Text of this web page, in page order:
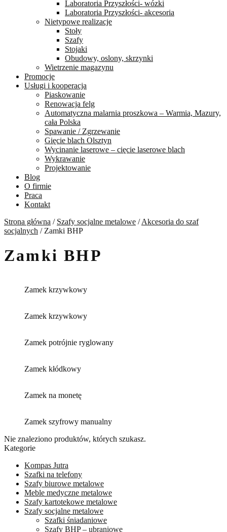
Laboratoria Przyszłości- wózki
Laboratoria Przyszłości- akcesoria
Nietypowe realizacje
Stoły
Szafy
Stojaki
Obudowy, oslony, skrzynki
Wietrzenie magazynu
Promocje
Usługi i kooperacja
Piaskowanie
Renowacja felg
Automatyczna malarnia proszkowa – Warmia, Mazury,
cała Polska
Spawanie / Zgrzewanie
Gięcie blach Olsztyn
Wycinanie laserowe – cięcie laserowe blach
Wykrawanie
Projektowanie
Blog
O firmie
Praca
Kontakt
Strona główna / Szafy socjalne metalowe /Akcesoria do szaf
socjalnych / Zamki BHP
Zamki BHP
Zamek krzywkowy
Zamek krzywkowy
Zamek potrójnie ryglowany
Zamek kłódkowy
Zamek na monetę
Zamek szyfrowy manualny
Nie znaleziono produktów, których szukasz.
Kategorie
Kompas Jutra
Szafki na telefony
Szafy biurowe metalowe
Meble medyczne metalowe
Szafy kartotekowe metalowe
Szafy socjalne metalowe
Szafki śniadaniowe
Szafy BHP – ubraniowe